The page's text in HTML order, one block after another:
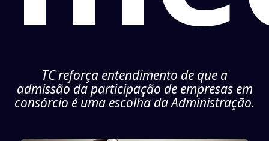
TC reforça entendimento de que a
admissão da participação de empresas em
consórcio é uma escolha da Administração.